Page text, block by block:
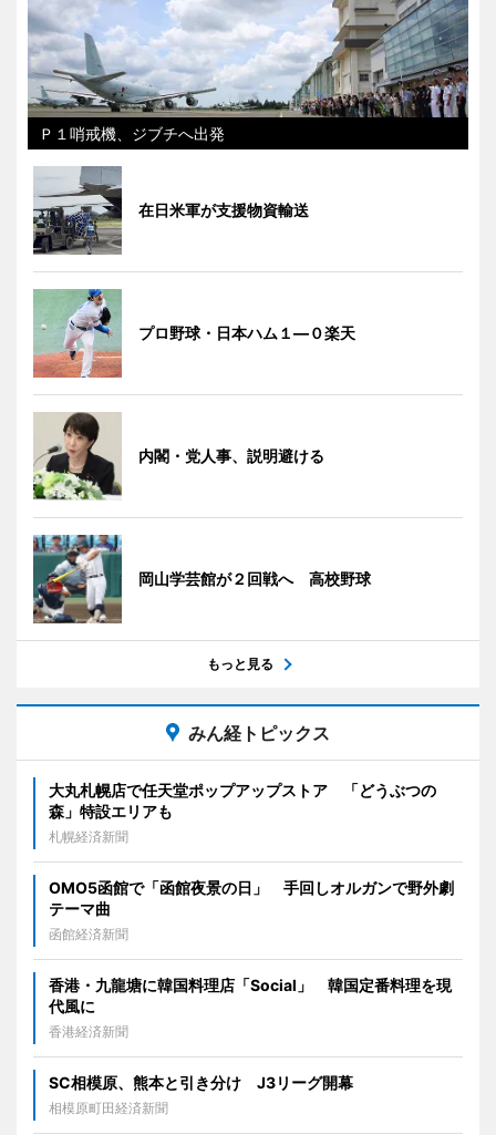
Ｐ１哨戒機、ジブチへ出発
在日米軍が支援物資輸送
プロ野球・日本ハム１―０楽天
内閣・党人事、説明避ける
岡山学芸館が２回戦へ 高校野球
もっと見る
みん経トピックス
大丸札幌店で任天堂ポップアップストア 「どうぶつの
森」特設エリアも
札幌経済新聞
OMO5函館で「函館夜景の日」 手回しオルガンで野外劇
テーマ曲
函館経済新聞
香港・九龍塘に韓国料理店「Social」 韓国定番料理を現
代風に
香港経済新聞
SC相模原、熊本と引き分け J3リーグ開幕
相模原町田経済新聞